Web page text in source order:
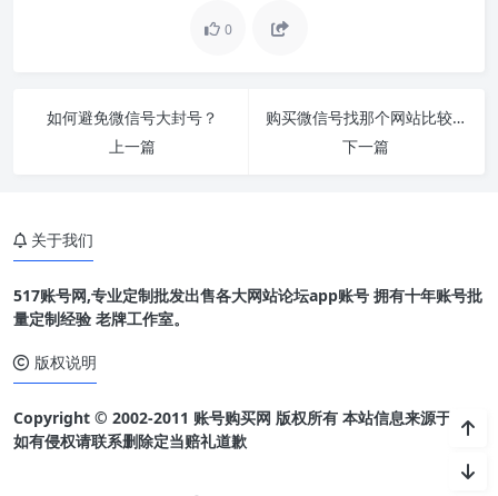
0
如何避免微信号大封号？
上一篇
购买微信号找那个网站比较好
下一篇
关于我们
517账号网,专业定制批发出售各大网站论坛app账号 拥有十年账号批
量定制经验 老牌工作室。
版权说明
Copyright © 2002-2011 账号购买网 版权所有 本站信息来源于网络
如有侵权请联系删除定当赔礼道歉